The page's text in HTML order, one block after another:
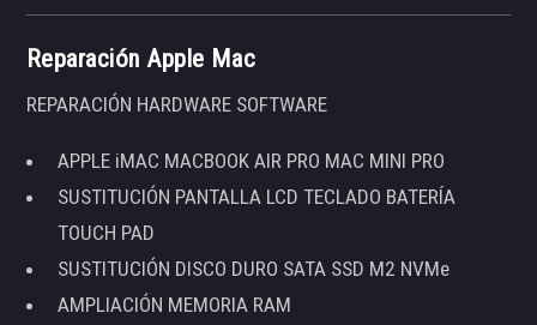
Reparación Apple Mac
REPARACIÓN HARDWARE SOFTWARE
APPLE iMAC MACBOOK AIR PRO MAC MINI PRO
SUSTITUCIÓN PANTALLA LCD TECLADO BATERÍA
TOUCH PAD
SUSTITUCIÓN DISCO DURO SATA SSD M2 NVMe
AMPLIACIÓN MEMORIA RAM